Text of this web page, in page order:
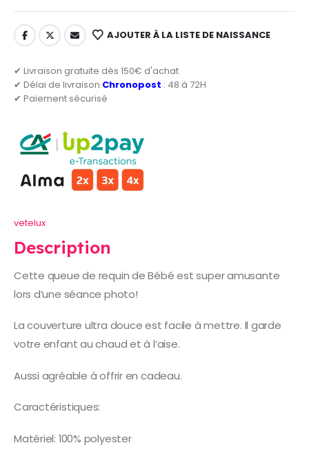
AJOUTER À LA LISTE DE NAISSANCE
✔ Livraison gratuite dès 150€ d'achat
✔ Délai de livraison Chronopost : 48 à 72H
✔ Paiement sécurisé
vetelux
Description
Cette queue de requin de Bébé est super amusante
lors d’une séance photo!
La couverture ultra douce est facile à mettre. Il garde
votre enfant au chaud et à l’aise.
Aussi agréable à offrir en cadeau.
Caractéristiques:
Matériel: 100% polyester